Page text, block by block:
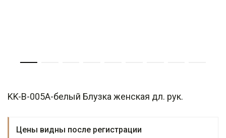
KK-B-005А-белый Блузка женская дл. рук.
Цены видны после регистрации